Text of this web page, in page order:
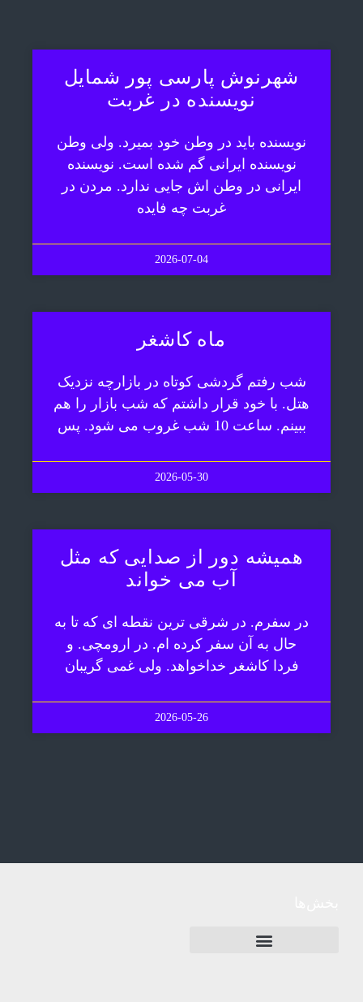
شهرنوش پارسی پور شمایل
نویسنده در غربت
نویسنده باید در وطن خود بمیرد. ولی وطن
نویسنده ایرانی گم شده است. نویسنده
ایرانی در وطن اش جایی ندارد. مردن در
غربت چه فایده
2026-07-04
ماه کاشغر
شب رفتم گردشی کوتاه در بازارچه نزدیک
هتل. با خود قرار داشتم که شب بازار را هم
ببینم. ساعت 10 شب غروب می شود. پس
2026-05-30
همیشه دور از صدایی که مثل
آب می خواند
در سفرم. در شرقی ترین نقطه ای که تا به
حال به آن سفر کرده ام. در ارومچی. و
فردا کاشغر خداخواهد. ولی غمی گریبان
2026-05-26